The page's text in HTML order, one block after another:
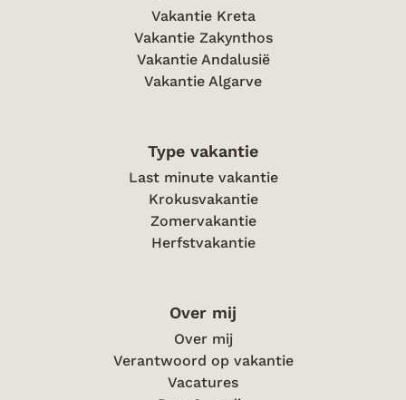
Vakantie Kreta
Vakantie Zakynthos
Vakantie Andalusië
Vakantie Algarve
Type vakantie
Last minute vakantie
Krokusvakantie
Zomervakantie
Herfstvakantie
Over mij
Over mij
Verantwoord op vakantie
Vacatures